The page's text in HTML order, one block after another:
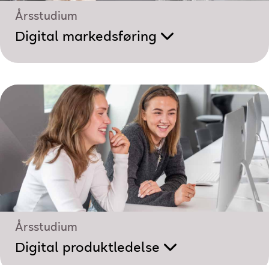
Årsstudium
Digital markedsføring
Årsstudium
Digital produktledelse